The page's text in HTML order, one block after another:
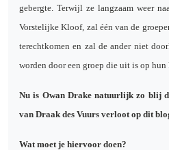
gebergte. Terwijl ze langzaam weer
Vorstelijke Kloof, zal één van de
terechtkomen en zal de ander niet
worden door een groep die uit is op hun
Nu is Owan Drake natuurlijk zo blij
van Draak des Vuurs verloot op dit
Wat moet je hiervoor doen?